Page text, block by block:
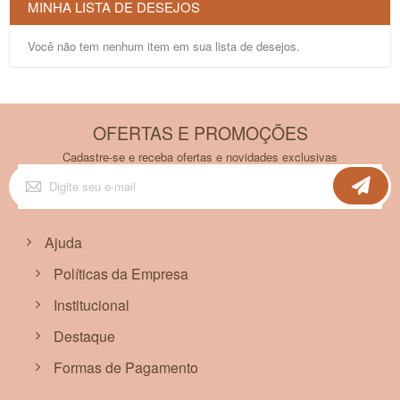
MINHA LISTA DE DESEJOS
Você não tem nenhum item em sua lista de desejos.
OFERTAS E PROMOÇÕES
Cadastre-se e receba ofertas e novidades exclusivas
Inscreva-
se
na
Ajuda
Políticas da Empresa
Institucional
Destaque
Formas de Pagamento